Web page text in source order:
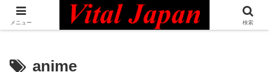
日本最大級の英語コミュニティ・Bilingual Professionals Network
anime
メニュー 検索